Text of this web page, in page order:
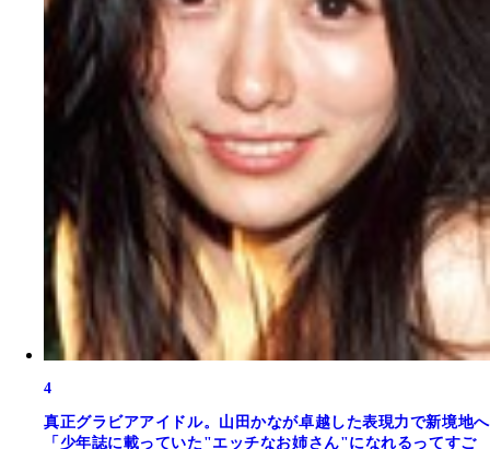
4
真正グラビアアイドル。山田かなが卓越した表現力で新境地へ
「少年誌に載っていた"エッチなお姉さん"になれるってすご